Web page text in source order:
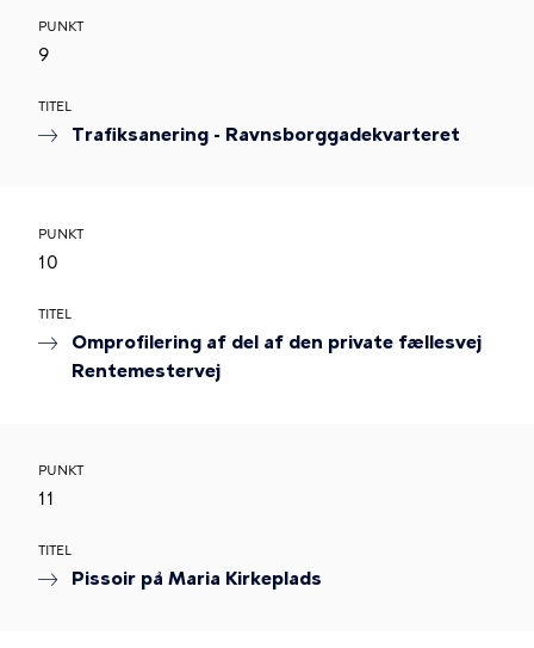
PUNKT
9
TITEL
Trafiksanering - Ravnsborggadekvarteret
PUNKT
10
TITEL
Omprofilering af del af den private fællesvej
Rentemestervej
PUNKT
11
TITEL
Pissoir på Maria Kirkeplads